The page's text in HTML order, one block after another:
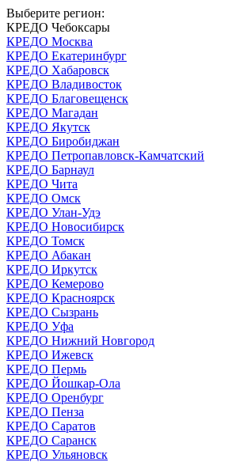
Выберите регион:
КРЕДО Чебоксары
КРЕДО Москва
КРЕДО Екатеринбург
КРЕДО Хабаровск
КРЕДО Владивосток
КРЕДО Благовещенск
КРЕДО Магадан
КРЕДО Якутск
КРЕДО Биробиджан
КРЕДО Петропавловск-Камчатский
КРЕДО Барнаул
КРЕДО Чита
КРЕДО Омск
КРЕДО Улан-Удэ
КРЕДО Новосибирск
КРЕДО Томск
КРЕДО Абакан
КРЕДО Иркутск
КРЕДО Кемерово
КРЕДО Красноярск
КРЕДО Сызрань
КРЕДО Уфа
КРЕДО Нижний Новгород
КРЕДО Ижевск
КРЕДО Пермь
КРЕДО Йошкар-Ола
КРЕДО Оренбург
КРЕДО Пенза
КРЕДО Саратов
КРЕДО Саранск
КРЕДО Ульяновск